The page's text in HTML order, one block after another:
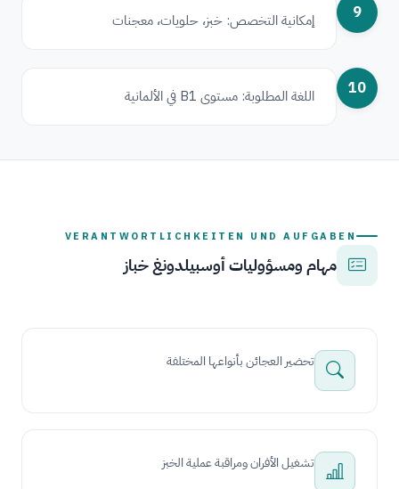
9 إمكانية التخصص: خبز، حلويات، معجنات
10 اللغة المطلوبة: مستوى B1 في الألمانية
VERANTWORTLICHKEITEN UND AUFGABEN
مهام ومسؤوليات أوسبيلدونغ خباز
تحضير العجائن بأنواعها المختلفة
تشغيل الأفران ومراقبة عملية الخبز